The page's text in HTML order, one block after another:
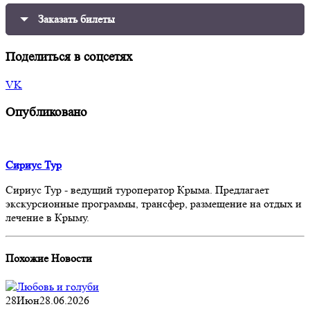
Заказать билеты
Поделиться в соцсетях
VK
Опубликовано
Сириус Тур
Сириус Тур - ведущий туроператор Крыма. Предлагает
экскурсионные программы, трансфер, размещение на отдых и
лечение в Крыму.
ПохожиеНовости
28Июн28.06.2026